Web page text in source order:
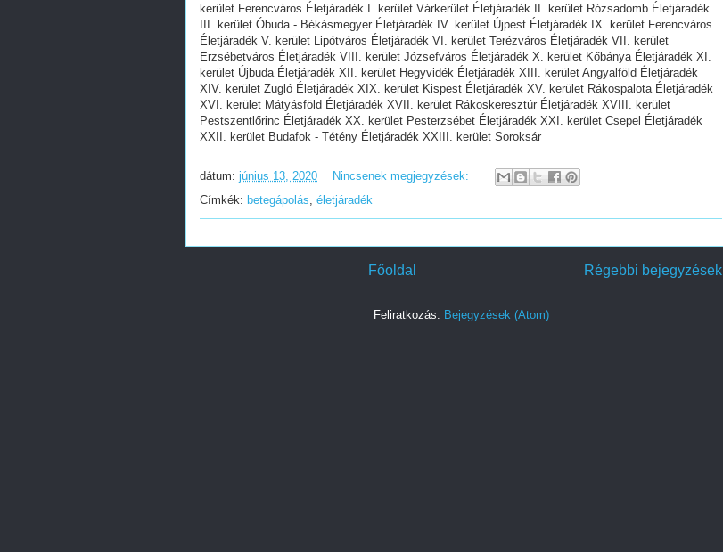
kerület Ferencváros Életjáradék I. kerület Várkerület Életjáradék II. kerület Rózsadomb Életjáradék
III. kerület Óbuda - Békásmegyer Életjáradék IV. kerület Újpest Életjáradék IX. kerület Ferencváros
Életjáradék V. kerület Lipótváros Életjáradék VI. kerület Terézváros Életjáradék VII. kerület
Erzsébetváros Életjáradék VIII. kerület Józsefváros Életjáradék X. kerület Kőbánya Életjáradék XI.
kerület Újbuda Életjáradék XII. kerület Hegyvidék Életjáradék XIII. kerület Angyalföld Életjáradék
XIV. kerület Zugló Életjáradék XIX. kerület Kispest Életjáradék XV. kerület Rákospalota Életjáradék
XVI. kerület Mátyásföld Életjáradék XVII. kerület Rákoskeresztúr Életjáradék XVIII. kerület
Pestszentlőrinc Életjáradék XX. kerület Pesterzsébet Életjáradék XXI. kerület Csepel Életjáradék
XXII. kerület Budafok - Tétény Életjáradék XXIII. kerület Soroksár
dátum: június 13, 2020
Nincsenek megjegyzések:
Címkék: betegápolás életjáradék
Régebbi bejegyzések
Főoldal
Feliratkozás: Bejegyzések (Atom)